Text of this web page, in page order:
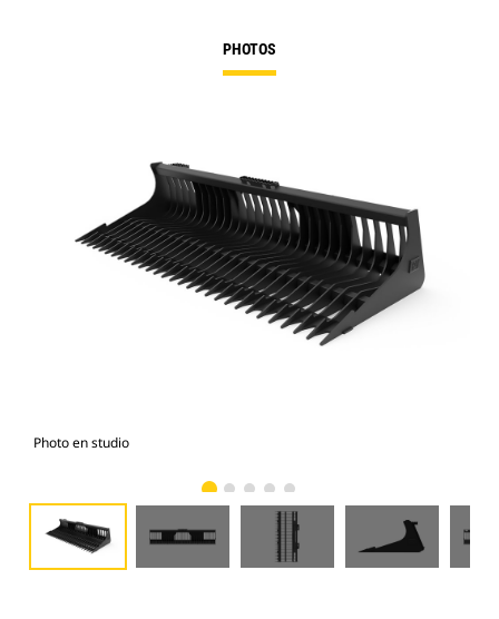
PHOTOS
Photo en studio